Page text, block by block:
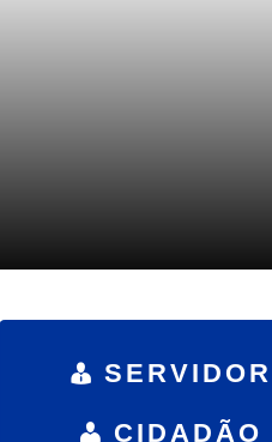
SERVIDOR
CIDADÃO